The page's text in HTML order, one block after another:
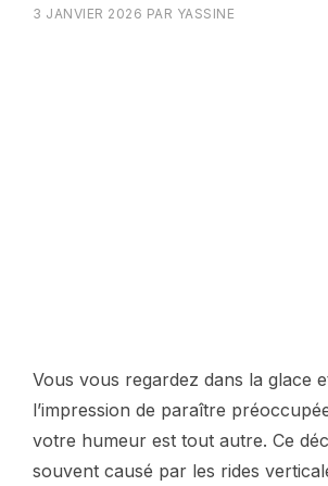
3 JANVIER 2026 PAR YASSINE
Vous vous regardez dans la glace
l’impression de paraître
votre humeur est tout autre. Ce
souvent causé par les rides